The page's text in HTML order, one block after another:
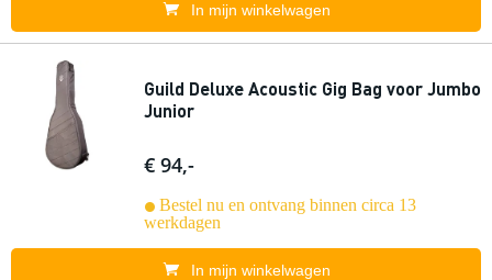
In mijn winkelwagen
Guild Deluxe Acoustic Gig Bag voor Jumbo
Junior
€ 94,-
Bestel nu en ontvang binnen circa 13
werkdagen
In mijn winkelwagen